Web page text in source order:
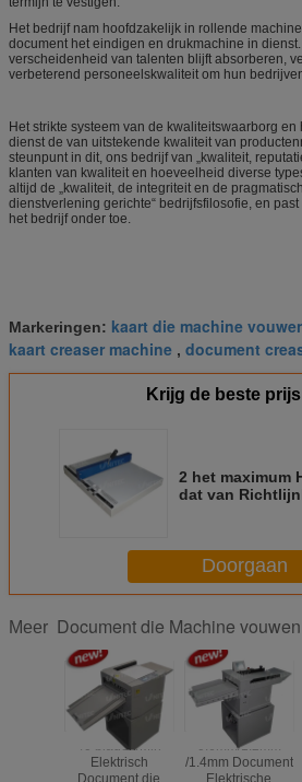
Het bedrijf nam hoofdzakelijk in rollende
document het eindigen en drukmachine in
verscheidenheid van talenten blijft absorberen,
verbeterend personeelskwaliteit om hun
Het strikte systeem van de kwaliteitswaarborg
dienst de van uitstekende kwaliteit van
steunpunt in dit, ons bedrijf van „kwaliteit,
klanten van kwaliteit en hoeveelheid diverse
altijd de „kwaliteit, de integriteit en de
dienstverlening gerichte“ bedrijfsfilosofie, en
het bedrijf onder toe.
Markeringen: kaart die machine
kaart creaser machine , document
Krijg de beste
2 het maximum
dat van
Doorgaan
Meer Document die Machine vouwen
40 bladen/Min
Elektrisch
Document die
0.6mm/1.2mm
/1.4mm Document
Elektrische